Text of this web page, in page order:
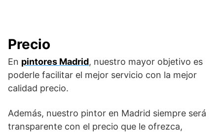
Precio
En pintores Madrid, nuestro mayor objetivo es
poderle facilitar el mejor servicio con la mejor
calidad precio.
Además, nuestro pintor en Madrid siempre será
transparente con el precio que le ofrezca,